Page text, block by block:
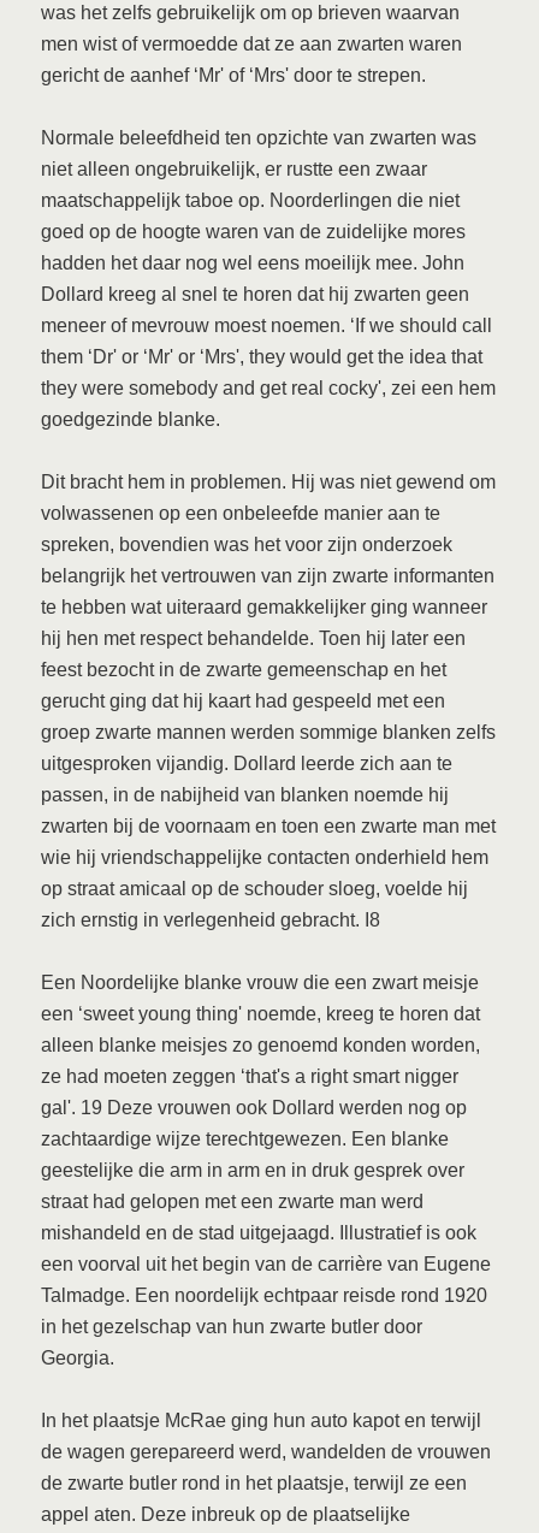
was het zelfs gebruikelijk om op brieven waarvan
men wist of vermoedde dat ze aan zwarten waren
gericht de aanhef ‘Mr' of ‘Mrs' door te strepen.
Normale beleefdheid ten opzichte van zwarten was
niet alleen ongebruikelijk, er rustte een zwaar
maatschappelijk taboe op. Noorderlingen die niet
goed op de hoogte waren van de zuidelijke mores
hadden het daar nog wel eens moeilijk mee. John
Dollard kreeg al snel te horen dat hij zwarten geen
meneer of mevrouw moest noemen. ‘If we should call
them ‘Dr' or ‘Mr' or ‘Mrs', they would get the idea that
they were somebody and get real cocky', zei een hem
goedgezinde blanke.
Dit bracht hem in problemen. Hij was niet gewend om
volwassenen op een onbeleefde manier aan te
spreken, bovendien was het voor zijn onderzoek
belangrijk het vertrouwen van zijn zwarte informanten
te hebben wat uiteraard gemakkelijker ging wanneer
hij hen met respect behandelde. Toen hij later een
feest bezocht in de zwarte gemeenschap en het
gerucht ging dat hij kaart had gespeeld met een
groep zwarte mannen werden sommige blanken zelfs
uitgesproken vijandig. Dollard leerde zich aan te
passen, in de nabijheid van blanken noemde hij
zwarten bij de voornaam en toen een zwarte man met
wie hij vriendschappelijke contacten onderhield hem
op straat amicaal op de schouder sloeg, voelde hij
zich ernstig in verlegenheid gebracht. I8
Een Noordelijke blanke vrouw die een zwart meisje
een ‘sweet young thing' noemde, kreeg te horen dat
alleen blanke meisjes zo genoemd konden worden,
ze had moeten zeggen ‘that's a right smart nigger
gal'. 19 Deze vrouwen ook Dollard werden nog op
zachtaardige wijze terechtgewezen. Een blanke
geestelijke die arm in arm en in druk gesprek over
straat had gelopen met een zwarte man werd
mishandeld en de stad uitgejaagd. Illustratief is ook
een voorval uit het begin van de carrière van Eugene
Talmadge. Een noordelijk echtpaar reisde rond 1920
in het gezelschap van hun zwarte butler door
Georgia.
In het plaatsje McRae ging hun auto kapot en terwijl
de wagen gerepareerd werd, wandelden de vrouwen
de zwarte butler rond in het plaatsje, terwijl ze een
appel aten. Deze inbreuk op de plaatselijke